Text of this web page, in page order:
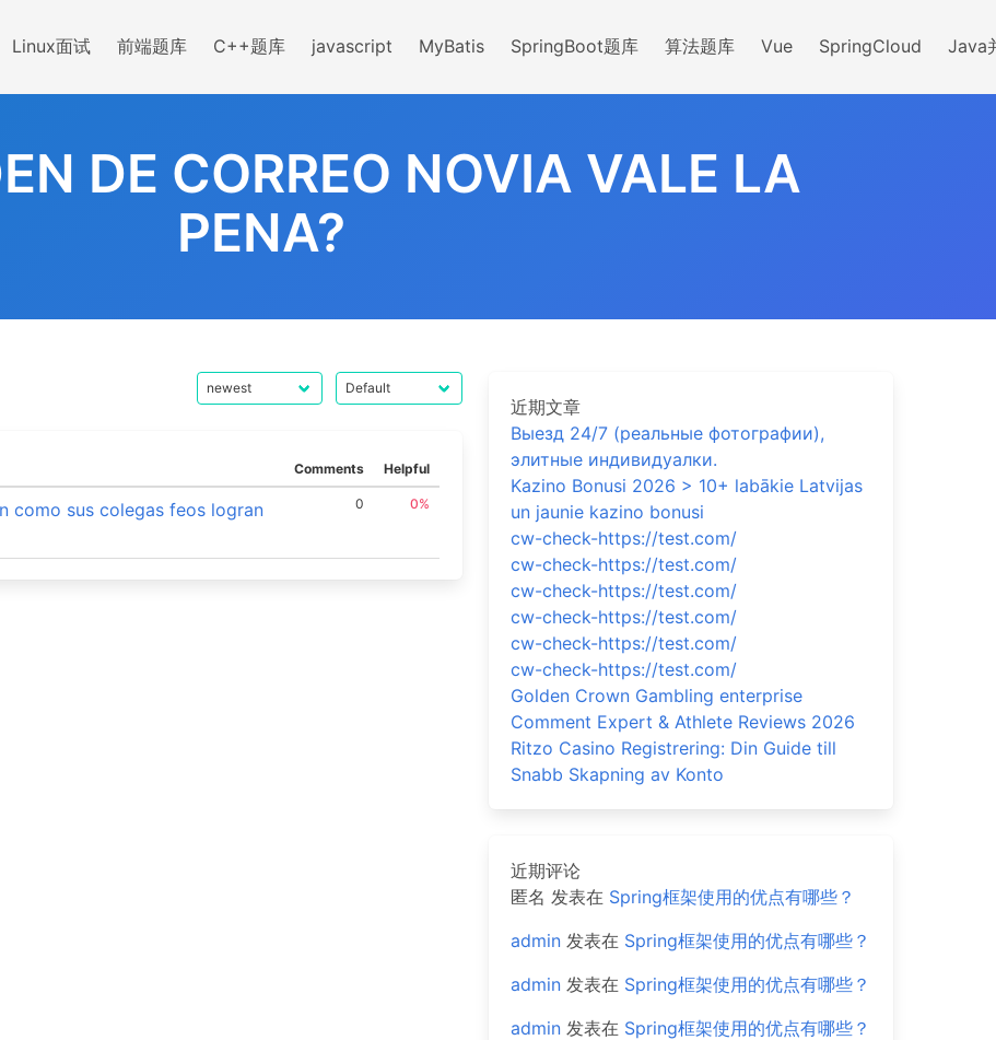
Linux面试 前端题库 C++题库 javascript MyBatis SpringBoot题库 算法题库 Vue SpringCloud Java
DE CORREO NOVIA VALE LA
PENA?
Comments Helpful
como sus colegas feos logran
0 0%
近期文章
Выезд 24/7 (реальные фотографии),
элитные индивидуалки.
Kazino Bonusi 2026 > 10+ labākie Latvijas
un jaunie kazino bonusi
cw-check-https://test.com/
cw-check-https://test.com/
cw-check-https://test.com/
cw-check-https://test.com/
cw-check-https://test.com/
cw-check-https://test.com/
Golden Crown Gambling enterprise
Comment Expert & Athlete Reviews 2026
Ritzo Casino Registrering: Din Guide till
Snabb Skapning av Konto
近期评论
匿名 发表在 Spring框架使用的优点有哪些？
admin发表在 Spring框架使用的优点有哪些？
admin发表在 Spring框架使用的优点有哪些？
admin发表在 Spring框架使用的优点有哪些？